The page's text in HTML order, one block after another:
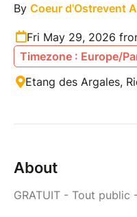
By Coeur d'Ostrevent
Fri May 29, 2026
Timezone : Europe/
Etang des Argales,
About
GRATUIT - Tout